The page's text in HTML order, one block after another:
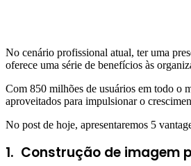
No cenário profissional atual, ter uma
oferece uma série de benefícios às
Com 850 milhões de usuários em todo o
aproveitados para impulsionar o
No post de hoje, apresentaremos 5
1. Construção de imagem